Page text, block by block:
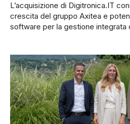
L’acquisizione di Digitronica.IT
crescita del gruppo Axitea e
software per la gestione integrata